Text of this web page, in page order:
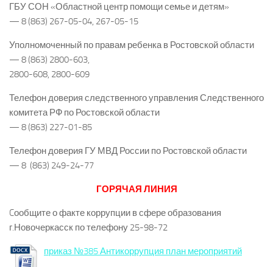
ГБУ СОН «Областной центр помощи семье и детям»
— 8 (863) 267-05-04, 267-05-15
Уполномоченный по правам ребенка в Ростовской области
— 8 (863) 2800-603,
2800-608, 2800-609
Телефон доверия следственного управления Следственного
комитета РФ по Ростовской области
— 8 (863) 227-01-85
Телефон доверия ГУ МВД России по Ростовской области
— 8 (863) 249-24-77
ГОРЯЧАЯ ЛИНИЯ
Cообщите о факте коррупции в сфере образования
г.Новочеркасск по телефону 25-98-72
приказ №385 Антикоррупция план мероприятий